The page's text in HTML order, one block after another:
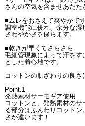
さんの空気を含ませあたた
■ムレをおさえて爽やかです
調室機能に優れ、余分な湿
さわやかさを保ちます。
■乾きが早くてさらさら
毛細管現象によって汗をす
とした着心地です。
コットンの肌ざわりの良さ
Point.1
発熱素材サーモギア使用
コットンと、発熱素材の
る部分はふんわりコット
さが違います！